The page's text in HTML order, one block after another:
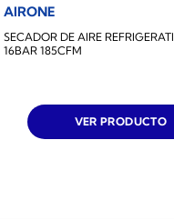
AIRONE
SECADOR DE AIRE
16BAR 185CFM
VER PRODUCTO